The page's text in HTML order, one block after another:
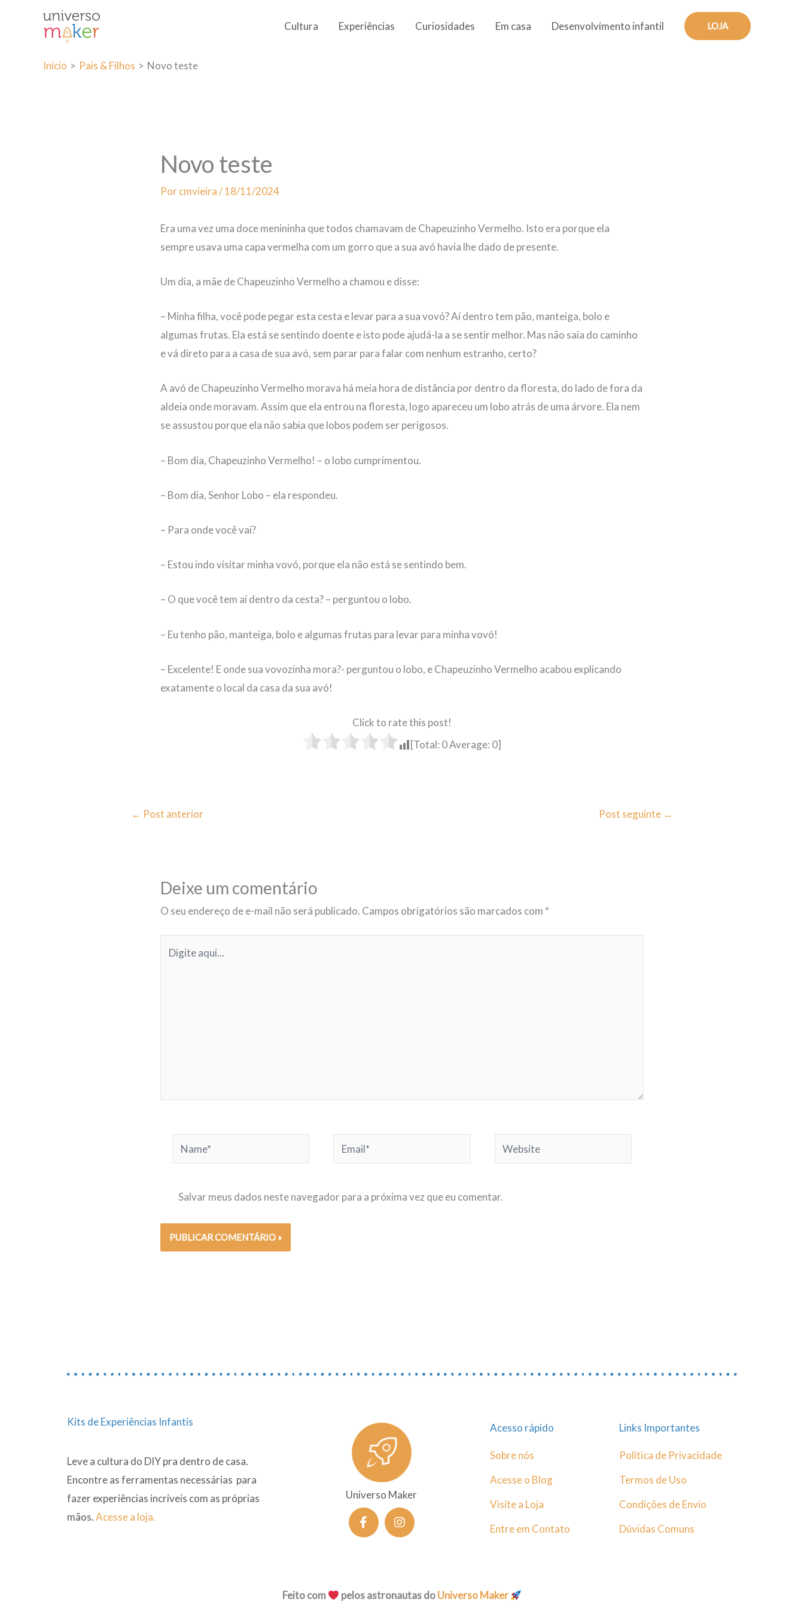
Cultura Experiências Curiosidades Em casa Desenvolvimento infantil LOJA
Início Pais & Filhos Novo teste
Novo teste
Porcmvieira/18/11/2024
Era uma vez uma doce menininha que todos chamavam de Chapeuzinho Vermelho. Isto era porque ela
sempre usava uma capa vermelha com um gorro que a sua avó havia lhe dado de presente.
Um dia, a mãe de Chapeuzinho Vermelho a chamou e disse:
– Minha filha, você pode pegar esta cesta e levar para a sua vovó? Aí dentro tem pão, manteiga, bolo e
algumas frutas. Ela está se sentindo doente e isto pode ajudá-la a se sentir melhor. Mas não saia do caminho
e vá direto para a casa de sua avó, sem parar para falar com nenhum estranho, certo?
A avó de Chapeuzinho Vermelho morava há meia hora de distância por dentro da floresta, do lado de fora da
aldeia onde moravam. Assim que ela entrou na floresta, logo apareceu um lobo atrás de uma árvore. Ela nem
se assustou porque ela não sabia que lobos podem ser perigosos.
– Bom dia, Chapeuzinho Vermelho! – o lobo cumprimentou.
– Bom dia, Senhor Lobo – ela respondeu.
– Para onde você vai?
– Estou indo visitar minha vovó, porque ela não está se sentindo bem.
– O que você tem aí dentro da cesta? – perguntou o lobo.
– Eu tenho pão, manteiga, bolo e algumas frutas para levar para minha vovó!
– Excelente! E onde sua vovozinha mora?- perguntou o lobo, e Chapeuzinho Vermelho acabou explicando
exatamente o local da casa da sua avó!
Click to rate this post!
[Total: 0Average: 0]
← Post anterior Post seguinte →
Deixe um comentário
O seu endereço de e-mail não será publicado. Campos obrigatórios são marcados com *
aqui...
Name* Email* Website
Salvar meus dados neste navegador para a próxima vez que eu comentar.
Kits de Experiências Infantis
Leve a cultura do DIY pra dentro de casa.
Encontre as ferramentas necessárias para
fazer experiências incríveis com as próprias
mãos.Acesse a loja.
Universo Maker
F
a
c
k
I
n
s
a
Acesso rápido
Sobre nós
Acesse o Blog
Visite a Loja
Entre em Contato
Links Importantes
Política de Privacidade
Termos de Uso
Condições de Envio
Dúvidas Comuns
Feito com pelos astronautas doUniverso Maker